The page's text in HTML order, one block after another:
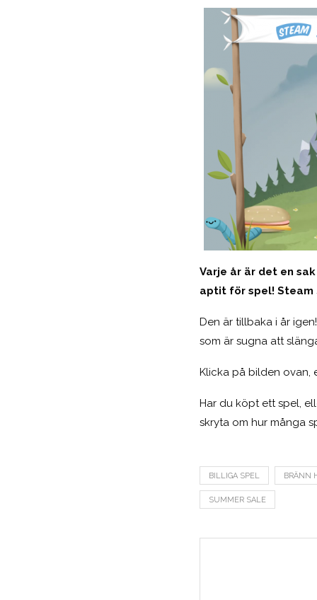
Varje år är det en
aptit för spel! Steam
Den är tillbaka i år
som är sugna att
Klicka på bilden ovan,
Har du köpt ett spel,
skryta om hur många
BILLIGA SPEL BRÄNN
SUMMER SALE